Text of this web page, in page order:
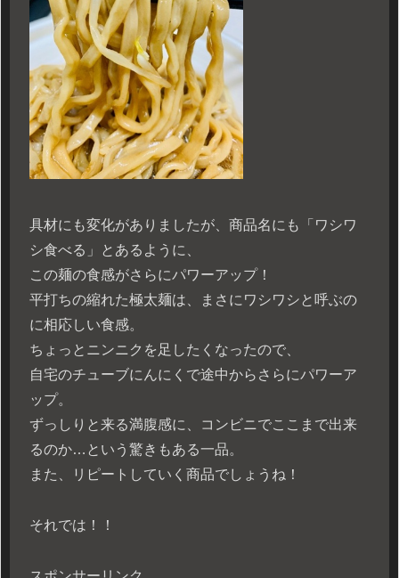
具材にも変化がありましたが、商品名にも「ワシワ
シ食べる」とあるように、
この麺の食感がさらにパワーアップ！
平打ちの縮れた極太麺は、まさにワシワシと呼ぶの
に相応しい食感。
ちょっとニンニクを足したくなったので、
自宅のチューブにんにくで途中からさらにパワーア
ップ。
ずっしりと来る満腹感に、コンビニでここまで出来
るのか…という驚きもある一品。
また、リピートしていく商品でしょうね！
それでは！！